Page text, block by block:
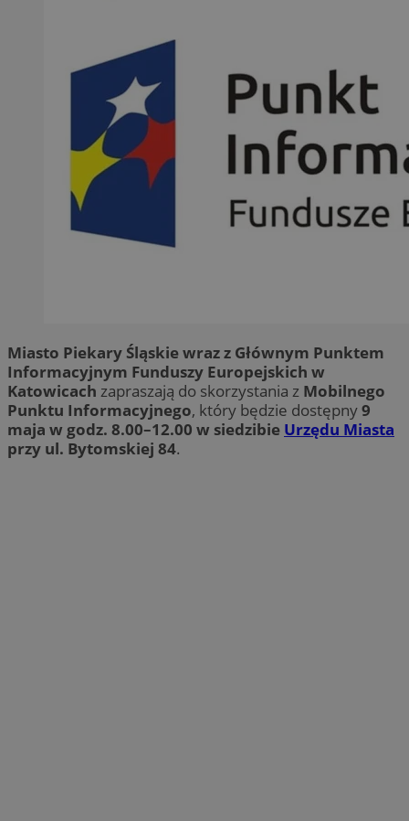
Miasto Piekary Śląskie wraz z Głównym Punktem
Informacyjnym Funduszy Europejskich w
Katowicach zapraszają do skorzystania z Mobilnego
Punktu Informacyjnego, który będzie dostępny9
maja w godz. 8.00–12.00 w siedzibie Urzędu Miasta
przy ul. Bytomskiej 84.